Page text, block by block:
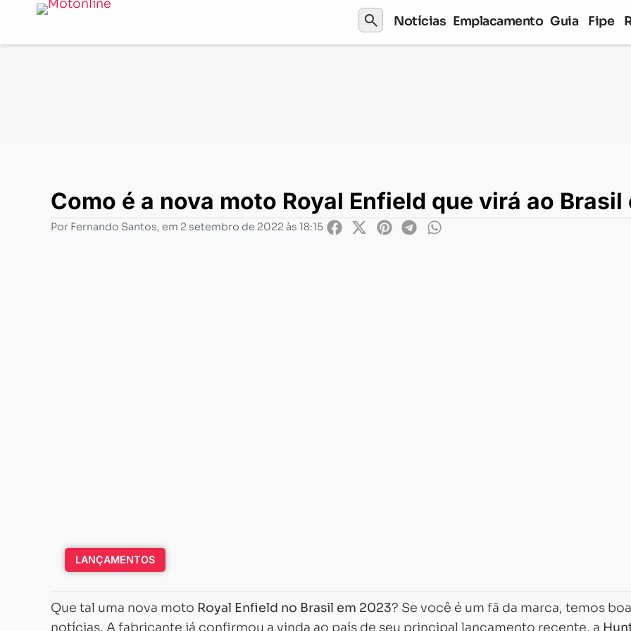
search Notícias Emplacamento Guia Fipe
Como é a nova moto Royal Enfield que virá ao Brasil em 2023
Como é a nova moto Royal Enfield que virá ao Brasil
Por Fernando Santos, em 2 setembro de 2022 às 18:15
LANÇAMENTOS
Que tal uma nova moto Royal Enfield no Brasil em 2023? Se você é um fã da marca, temos
notícias. A fabricante já confirmou a vinda ao país de seu principal lançamento recente, a